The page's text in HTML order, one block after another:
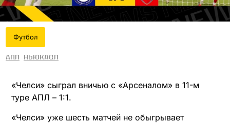
Футбол
АПЛ Ньюкасл
«Челси» сыграл вничью с «Арсеналом» в 11-м
туре АПЛ – 1:1.
«Челси» уже шесть матчей не обыгрывает